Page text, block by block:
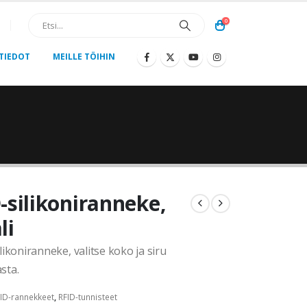
0
MEILLE TÖIHIN
silikoniranneke,
valitse koko ja siru
rannekkeet, RFID-tunnisteet